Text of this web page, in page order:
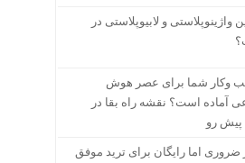
واژینوپلاستی و لابیوپلاستی در
وکار شما برای عصر هوش
آماده است؟ نقشه راه بقا در
پیش رو
ضروری اما رایگان برای ترید موفق